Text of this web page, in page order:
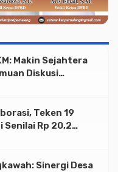
Makin Sejahtera
Diskusi
Teken 19
Senilai Rp 20,2
Sinergi Desa